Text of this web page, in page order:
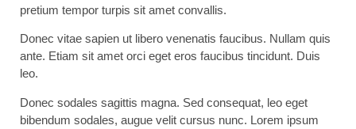
pretium tempor turpis sit amet convallis.
Donec vitae sapien ut libero venenatis faucibus. Nullam quis
ante. Etiam sit amet orci eget eros faucibus tincidunt. Duis
leo.
Donec sodales sagittis magna. Sed consequat, leo eget
bibendum sodales, augue velit cursus nunc. Lorem ipsum